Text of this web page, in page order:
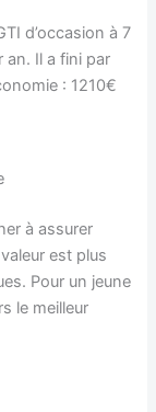
d’occasion à 7
an. Il a fini par
: 1210€
à assurer
est plus
Pour un jeune
le meilleur